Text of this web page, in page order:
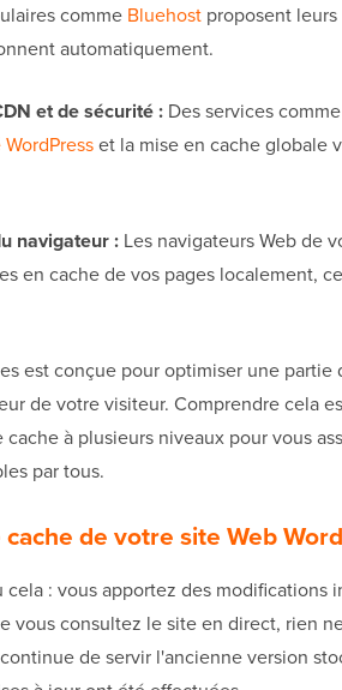
comme Bluehost proposent
automatiquement.
et de sécurité : Des services comme
et la mise en cache globale
navigateur : Les navigateurs Web de
en cache de vos pages localement,
est conçue pour optimiser une
de votre visiteur. Comprendre cela
à plusieurs niveaux pour vous
par tous.
de votre site Web
cela : vous apportez des modifications
vous consultez le site en direct, rien
de servir l'ancienne version